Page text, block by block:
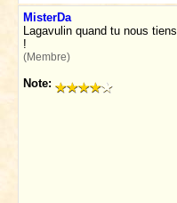
MisterDa
Lagavulin quand tu nous tiens
!
(Membre)
Note: